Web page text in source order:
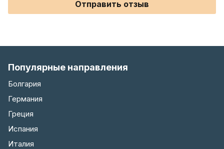
Отправить отзыв
Популярные направления
Болгария
Германия
Греция
Испания
Италия